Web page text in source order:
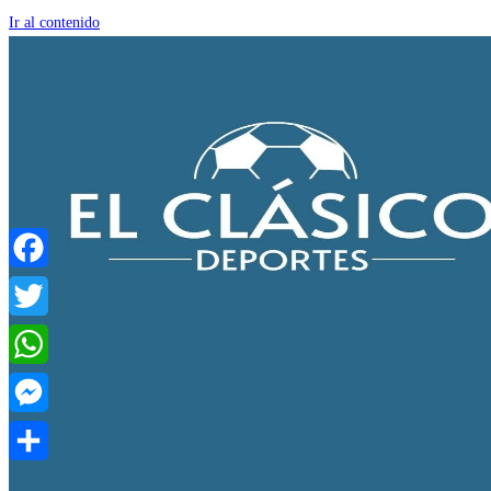
Ir al contenido
Facebook
Twitter
WhatsApp
Messenger